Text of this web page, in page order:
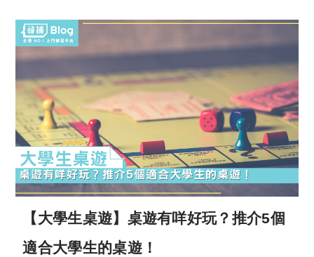
【大學生桌遊】桌遊有咩好玩？推介5個
適合大學生的桌遊！